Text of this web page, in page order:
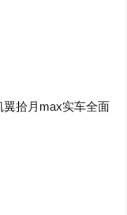
拾月max实车全面